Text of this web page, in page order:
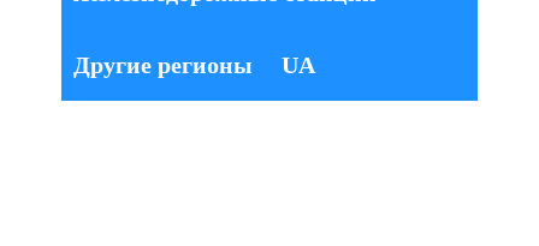
Другие регионы UA